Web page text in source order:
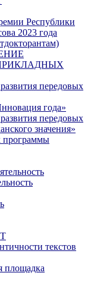
Республики
2023 года
передовых
года»
передовых
значения»
текстов
площадка